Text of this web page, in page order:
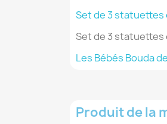
Set de 3 statuettes
Set de 3 statuettes
Les Bébés Bouda
Produit de la